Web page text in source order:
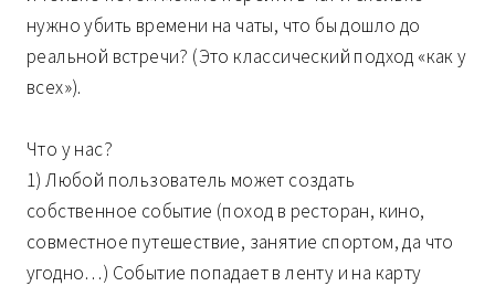
нужно убить времени на чаты, что бы дошло до
реальной встречи? (Это классический подход «как у
всех»).
Что у нас?
1) Любой пользователь может создать
собственное событие (поход в ресторан, кино,
совместное путешествие, занятие спортом, да что
угодно…) Событие попадает в ленту и на карту